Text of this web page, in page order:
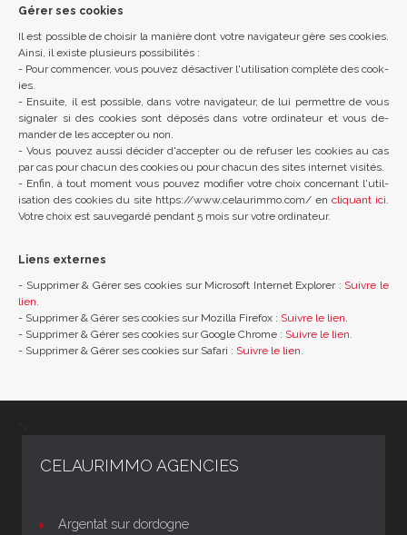
Gérer ses cookies
Il est pos­sible de choisir la manière dont votre nav­ig­ateur gère ses cook­ies.
Ainsi, il ex­iste plusieurs pos­sib­ilités :
- Pour com­men­cer, vous pouvez désact­iver l'util­isa­tion complète des cook­
ies.
- En­suite, il est pos­sible, dans votre nav­ig­ateur, de lui per­mettre de vous
sig­naler si des cook­ies sont déposés dans votre or­din­ateur et vous de­
mander de les ac­cepter ou non.
- Vous pouvez aussi décider d'ac­cepter ou de re­fuser les cook­ies au cas
par cas pour chacun des cook­ies ou pour chacun des sites in­ter­net visités.
- Enfin, à tout mo­ment vous pouvez mod­i­fier votre choix con­cernant l'util­
isa­tion des cook­ies du site https://​www.​celaurimmo.​com/ en cli­quant ici.
Votre choix est sauve­gardé pendant 5 mois sur votre or­din­ateur.
Liens externes
- Supprimer & Gérer ses cook­ies sur Mi­crosoft In­ter­net Ex­plorer : Suivre le
lien.
- Supprimer & Gérer ses cook­ies sur Moz­illa Fire­fox : Suivre le lien.
- Supprimer & Gérer ses cook­ies sur Google Chrome : Suivre le lien.
- Supprimer & Gérer ses cook­ies sur Sa­fari : Suivre le lien.
CELAURIMMO AGENCIES
Argentat sur dordogne